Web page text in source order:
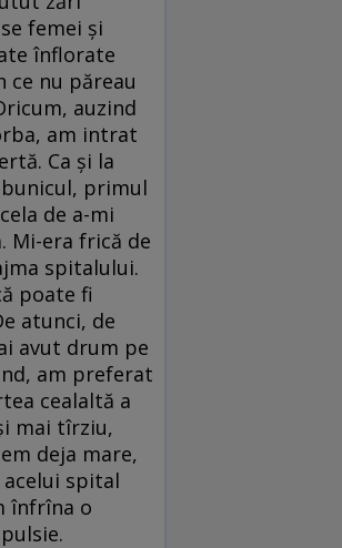
femei și
înflorate
ce nu păreau
auzind
am intrat
Ca și la
primul
de a-mi
Mi-era frică de
spitalului.
poate fi
atunci, de
avut drum pe
am preferat
cealaltă a
mai tîrziu,
deja mare,
spital
înfrîna o